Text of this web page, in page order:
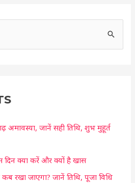
जानें सही तिथि, शुभ मुहूर्त
दिन क्या करें और क्यों है खास
रखा जाएगा? जानें तिथि, पूजा विधि